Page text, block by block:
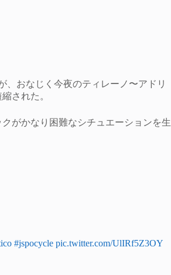
、おなじく今夜のティレーノ〜アドリ
された。
がかなり困難なシチュエーションを生
#jspocycle pic.twitter.com/UlIRf5Z3OY